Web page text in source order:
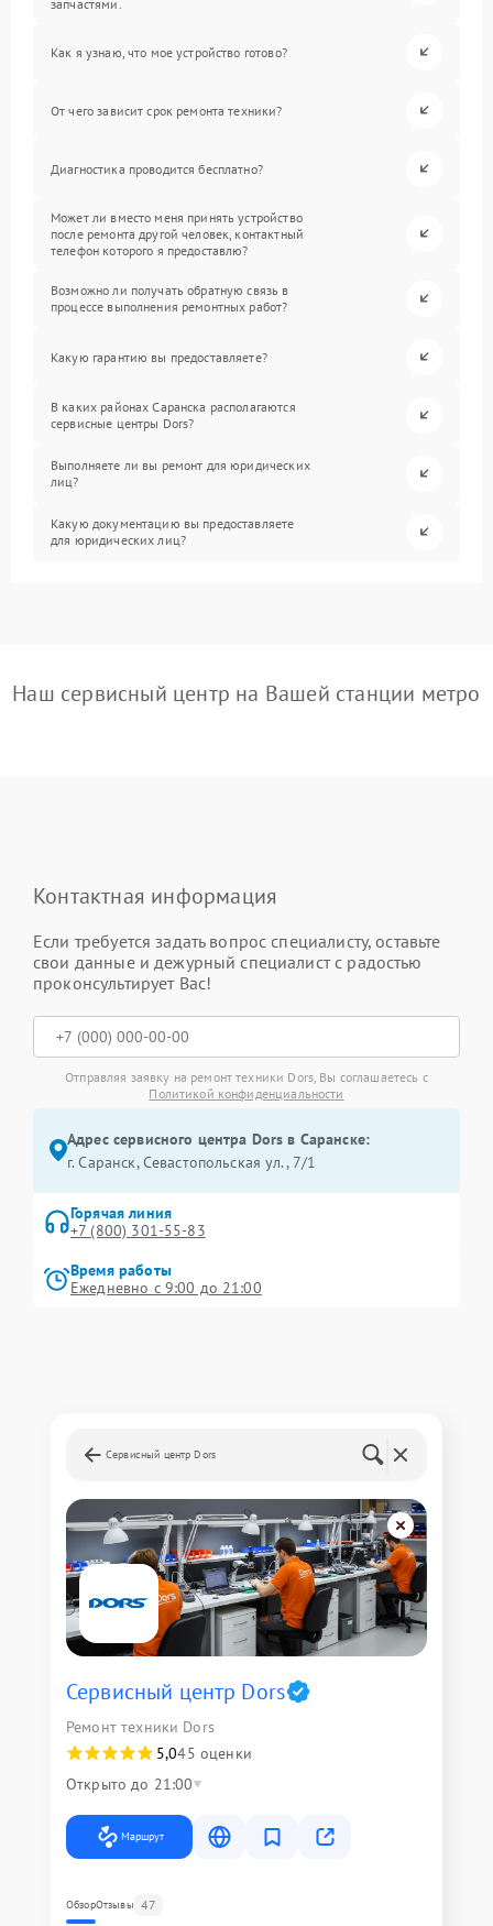
запчастями.
Как я узнаю, что мое устройство готово?
От чего зависит срок ремонта техники?
Диагностика проводится бесплатно?
Может ли вместо меня принять устройство
после ремонта другой человек, контактный
телефон которого я предоставлю?
Возможно ли получать обратную связь в
процессе выполнения ремонтных работ?
Какую гарантию вы предоставляете?
В каких районах Саранска располагаются
сервисные центры Dors?
Выполняете ли вы ремонт для юридических
лиц?
Какую документацию вы предоставляете
для юридических лиц?
Наш сервисный центр на Вашей станции метро
Контактная информация
Если требуется задать вопрос специалисту, оставьте
свои данные и дежурный специалист с радостью
проконсультирует Вас!
Отправляя заявку на ремонт техники Dors, Вы соглашаетесь с
Политикой конфиденциальности
Адрес сервисного центра Dors в Саранске:
г. Саранск, Севастопольская ул., 7/1
Горячая линия
+7 (800) 301-55-83
Время работы
Ежедневно с 9:00 до 21:00
Сервисный центр Dors
Сервисный центр Dors
Ремонт техники Dors
5,045 оценки
Открыто до 21:00
Маршрут
ОбзорОтзывы 47